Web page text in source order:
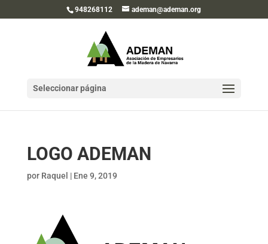
948268112 ademan@ademan.org
Seleccionar página
LOGO ADEMAN
por Raquel | Ene 9, 2019